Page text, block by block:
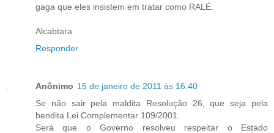
gaga que eles insistem em tratar como RALÉ.
Alcabtara
Responder
Anônimo 15 de janeiro de 2011 às 16:40
Se não sair pela maldita Resolução 26, que seja pela
bendita Lei Complementar 109/2001.
Será que o Governo resolveu respeitar o Estado